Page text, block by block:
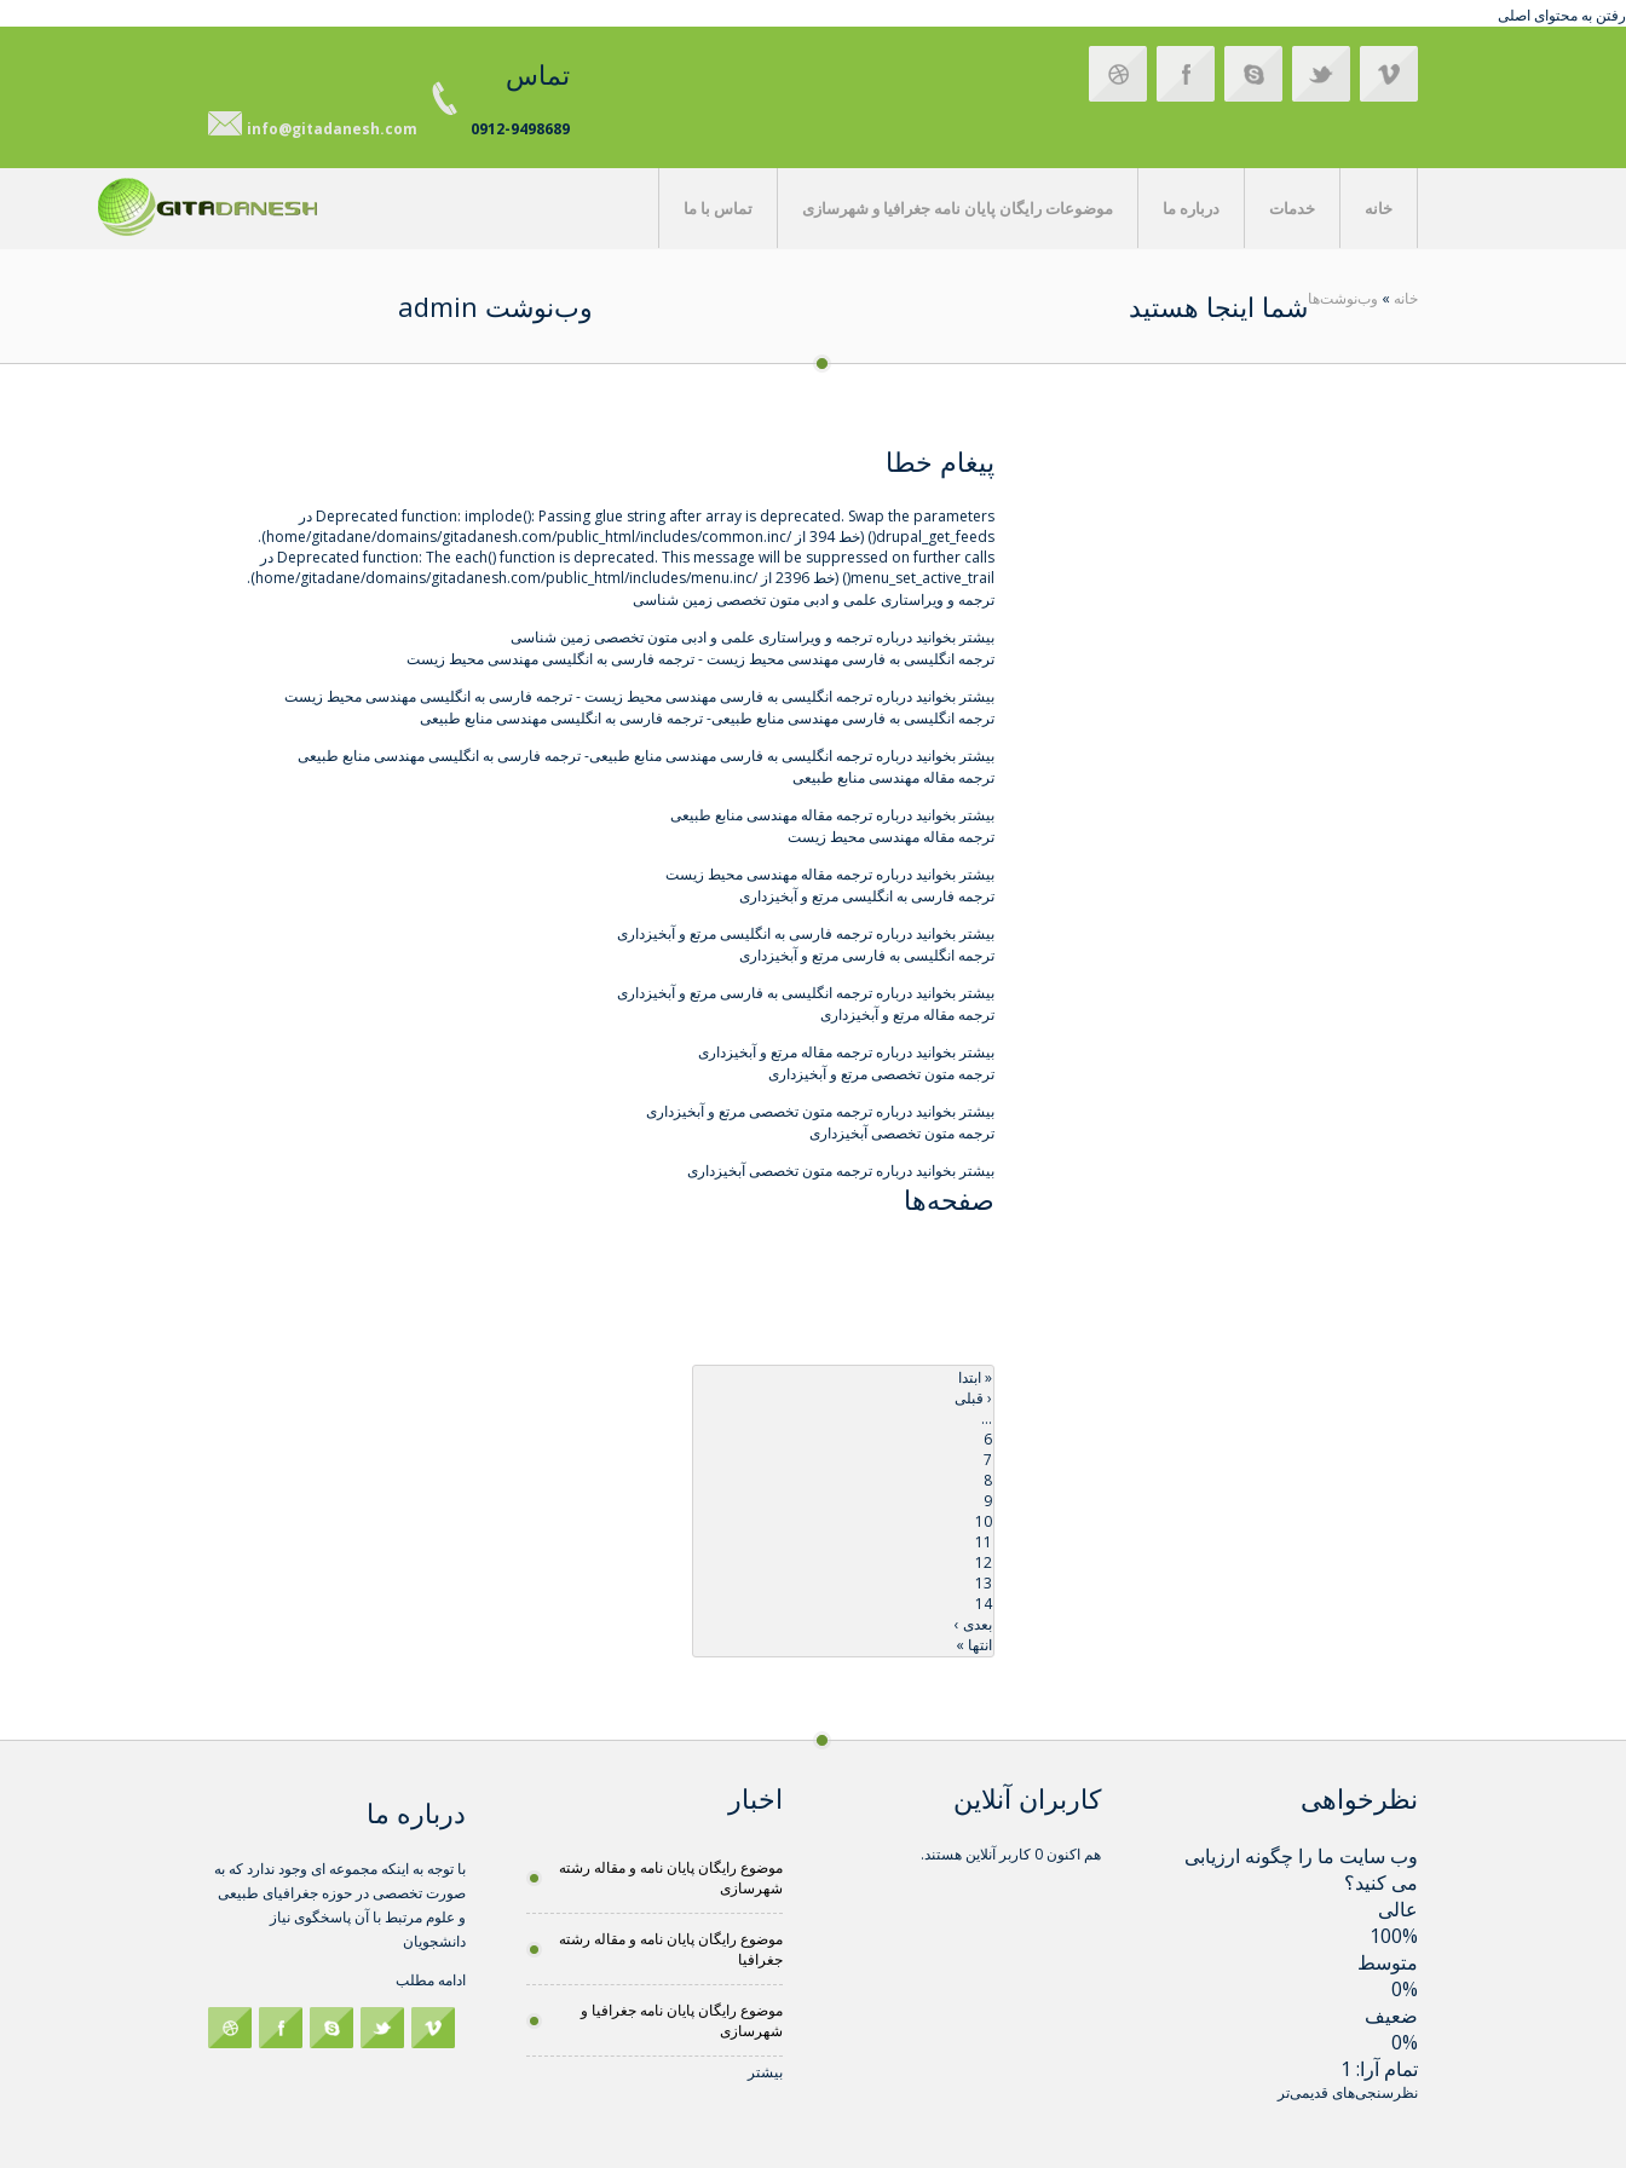
رفتن به محتوای اصلی
تماس
0912-9498689
info@gitadanesh.com
خانه خدمات درباره ما موضوعات رایگان پایان نامه جغرافیا و شهرسازی تماس با ما
وب‌نوشت admin شما اینجا هستید خانه » وب‌نوشت‌ها
پیغام خطا
Deprecated function: implode(): Passing glue string after array is deprecated. Swap the parameters در
drupal_get_feeds()
(خط394از/home/gitadane/domains/gitadanesh.com/public_html/includes/common.inc
).
Deprecated function: The each() function is deprecated. This message will be suppressed on further calls در
menu_set_active_trail() (خط2396از/home/gitadane/domains/gitadanesh.com/public_html/includes/menu.inc
).
ترجمه و ویراستاری علمی و ادبی متون تخصصی زمین شناسی
بیشتر بخوانیددرباره ترجمه و ویراستاری علمی و ادبی متون تخصصی زمین شناسی
ترجمه انگلیسی به فارسی مهندسی محیط زیست - ترجمه فارسی به انگلیسی مهندسی محیط زیست
بیشتر بخوانیددرباره ترجمه انگلیسی به فارسی مهندسی محیط زیست - ترجمه فارسی به انگلیسی مهندسی محیط زیست
ترجمه انگلیسی به فارسی مهندسی منابع طبیعی- ترجمه فارسی به انگلیسی مهندسی منابع طبیعی
بیشتر بخوانیددرباره ترجمه انگلیسی به فارسی مهندسی منابع طبیعی- ترجمه فارسی به انگلیسی مهندسی منابع طبیعی
ترجمه مقاله مهندسی منابع طبیعی
بیشتر بخوانیددرباره ترجمه مقاله مهندسی منابع طبیعی
ترجمه مقاله مهندسی محیط زیست
بیشتر بخوانیددرباره ترجمه مقاله مهندسی محیط زیست
ترجمه فارسی به انگلیسی مرتع و آبخیزداری
بیشتر بخوانیددرباره ترجمه فارسی به انگلیسی مرتع و آبخیزداری
ترجمه انگلیسی به فارسی مرتع و آبخیزداری
بیشتر بخوانیددرباره ترجمه انگلیسی به فارسی مرتع و آبخیزداری
ترجمه مقاله مرتع و آبخیزداری
بیشتر بخوانیددرباره ترجمه مقاله مرتع و آبخیزداری
ترجمه متون تخصصی مرتع و آبخیزداری
بیشتر بخوانیددرباره ترجمه متون تخصصی مرتع و آبخیزداری
ترجمه متون تخصصی آبخیزداری
بیشتر بخوانیددرباره ترجمه متون تخصصی آبخیزداری
صفحه‌ها
« ابتدا
‹ قبلی
…
6
7
8
9
10
11
12
13
14
بعدی ›
انتها »
درباره ما
با توجه به اینکه مجموعه ای وجود ندارد که به
صورت تخصصی در حوزه جغرافیای طبیعی
و علوم مرتبط با آن پاسخگوی نیاز
دانشجویان
ادامه مطلب
اخبار
موضوع رایگان پایان نامه و مقاله رشته
شهرسازی
موضوع رایگان پایان نامه و مقاله رشته
جغرافیا
موضوع رایگان پایان نامه جغرافیا و
شهرسازی
بیشتر
کاربران آنلاین
هم اکنون 0 کاربر آنلاین هستند.
نظرخواهی
وب سایت ما را چگونه ارزیابی
می کنید؟
عالی
100%
متوسط
0%
ضعیف
0%
تمام آرا: 1
نظرسنجی‌های قدیمی‌تر